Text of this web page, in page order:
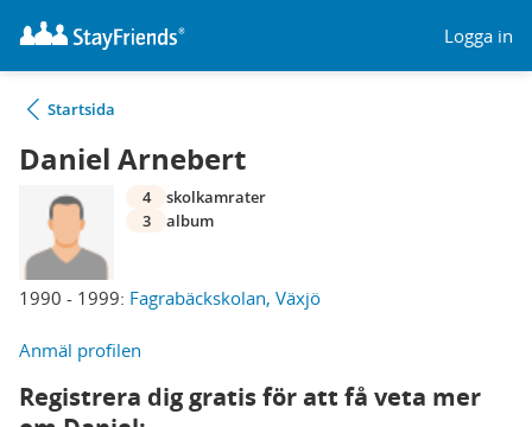
Logga in
Startsida
Daniel Arnebert
1990 - 1999: Fagrabäckskolan, Växjö
4
skolkamrater
3
album
Anmäl profilen
Registrera dig gratis för att få veta mer